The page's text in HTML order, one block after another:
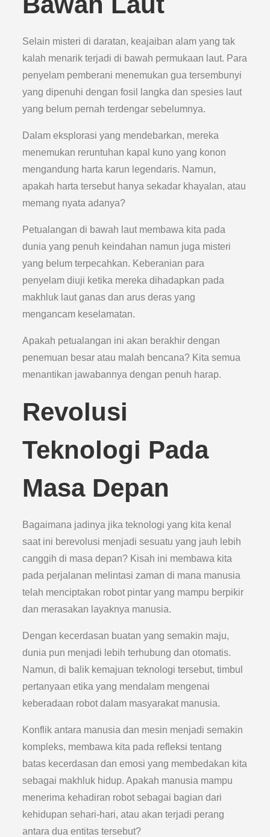
Selain misteri di daratan, keajaiban alam yang tak
kalah menarik terjadi di bawah permukaan laut. Para
penyelam pemberani menemukan gua tersembunyi
yang dipenuhi dengan fosil langka dan spesies laut
yang belum pernah terdengar sebelumnya.
Dalam eksplorasi yang mendebarkan, mereka
menemukan reruntuhan kapal kuno yang konon
mengandung harta karun legendaris. Namun,
apakah harta tersebut hanya sekadar khayalan, atau
memang nyata adanya?
Petualangan di bawah laut membawa kita pada
dunia yang penuh keindahan namun juga misteri
yang belum terpecahkan. Keberanian para
penyelam diuji ketika mereka dihadapkan pada
makhluk laut ganas dan arus deras yang
mengancam keselamatan.
Apakah petualangan ini akan berakhir dengan
penemuan besar atau malah bencana? Kita semua
menantikan jawabannya dengan penuh harap.
Revolusi
Teknologi Pada
Masa Depan
Bagaimana jadinya jika teknologi yang kita kenal
saat ini berevolusi menjadi sesuatu yang jauh lebih
canggih di masa depan? Kisah ini membawa kita
pada perjalanan melintasi zaman di mana manusia
telah menciptakan robot pintar yang mampu berpikir
dan merasakan layaknya manusia.
Dengan kecerdasan buatan yang semakin maju,
dunia pun menjadi lebih terhubung dan otomatis.
Namun, di balik kemajuan teknologi tersebut, timbul
pertanyaan etika yang mendalam mengenai
keberadaan robot dalam masyarakat manusia.
Konflik antara manusia dan mesin menjadi semakin
kompleks, membawa kita pada refleksi tentang
batas kecerdasan dan emosi yang membedakan kita
sebagai makhluk hidup. Apakah manusia mampu
menerima kehadiran robot sebagai bagian dari
kehidupan sehari-hari, atau akan terjadi perang
antara dua entitas tersebut?